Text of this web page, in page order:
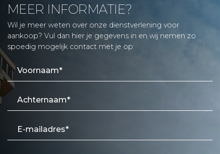
MEER INFORMATIE?
Wil je meer weten over onze dienstverlening voor
aankoop? Vul dan hier je gegevens in en wij nemen zo
spoedig mogelijk contact met je op: